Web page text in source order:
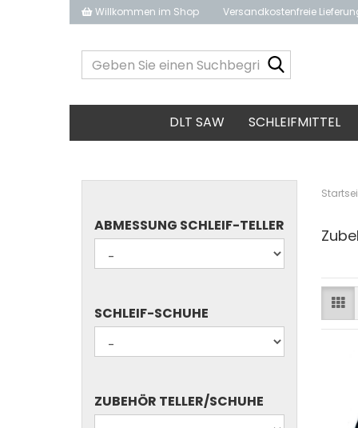
Willkommen im Shop Versandkostenfreie
Sie
ein...
DLT SAW SCHLEIFMITTEL
ABMESSUNG
SCHLEIF-
TELLER
ABMESSUNG SCHLEIF-TELLER
SCHLEIF-
SCHUHE
SCHLEIF-SCHUHE
ZUBEHÖR
TELLER/SCHUHE
ZUBEHÖR TELLER/SCHUHE